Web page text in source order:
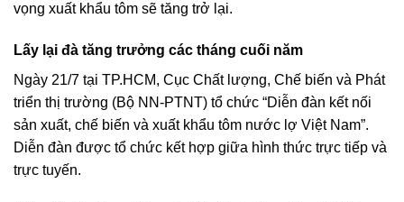
vọng xuất khẩu tôm sẽ tăng trở lại.
Lấy lại đà tăng trưởng các tháng cuối năm
Ngày 21/7 tại TP.HCM, Cục Chất lượng, Chế biến và Phát
triển thị trường (Bộ NN-PTNT) tổ chức “Diễn đàn kết nối
sản xuất, chế biến và xuất khẩu tôm nước lợ Việt Nam”.
Diễn đàn được tổ chức kết hợp giữa hình thức trực tiếp và
trực tuyến.